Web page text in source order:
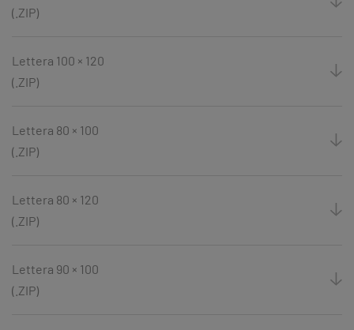
(.ZIP)
Lettera 100 × 120
(.ZIP)
Lettera 80 × 100
(.ZIP)
Lettera 80 × 120
(.ZIP)
Lettera 90 × 100
(.ZIP)